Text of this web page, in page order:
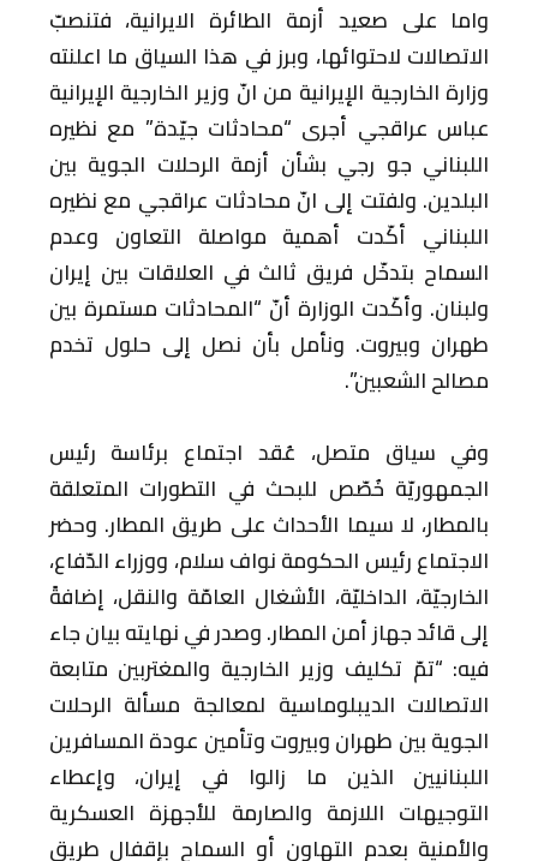
واما على صعيد أزمة الطائرة الايرانية، فتنصبّ
الاتصالات لاحتوائها، وبرز في هذا السياق ما اعلنته
وزارة الخارجية الإيرانية من انّ وزير الخارجية الإيرانية
عباس عراقجي أجرى “محادثات جيّدة” مع نظيره
اللبناني جو رجي بشأن أزمة الرحلات الجوية بين
البلدين. ولفتت إلى انّ محادثات عراقجي مع نظيره
اللبناني أكّدت أهمية مواصلة التعاون وعدم
السماح بتدخّل فريق ثالث في العلاقات بين إيران
ولبنان. وأكّدت الوزارة أنّ “المحادثات مستمرة بين
طهران وبيروت. ونأمل بأن نصل إلى حلول تخدم
مصالح الشعبين”.
وفي سياق متصل، عُقد اجتماع برئاسة رئيس
الجمهوريّة خُصّص للبحث في التطورات المتعلقة
بالمطار، لا سيما الأحداث على طريق المطار. وحضر
الاجتماع رئيس الحكومة نواف سلام، ووزراء الدّفاع،
الخارجيّة، الداخليّة، الأشغال العامّة والنقل، إضافةً
إلى قائد جهاز أمن المطار. وصدر في نهايته بيان جاء
فيه: “تمّ تكليف وزير الخارجية والمغتربين متابعة
الاتصالات الديبلوماسية لمعالجة مسألة الرحلات
الجوية بين طهران وبيروت وتأمين عودة المسافرين
اللبنانيين الذين ما زالوا في إيران، وإعطاء
التوجيهات اللازمة والصارمة للأجهزة العسكرية
والأمنية بعدم التهاون أو السماح بإقفال طريق